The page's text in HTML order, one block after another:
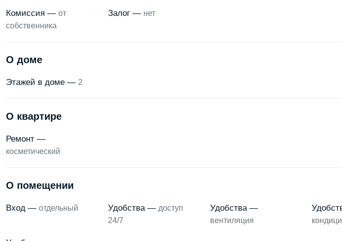
Комиссия — от
собственника
Залог — нет
О доме
Этажей в доме — 2
О квартире
Ремонт —
косметический
О помещении
Вход — отдельный Удобства — доступ
24/7
Удобства —
вентиляция